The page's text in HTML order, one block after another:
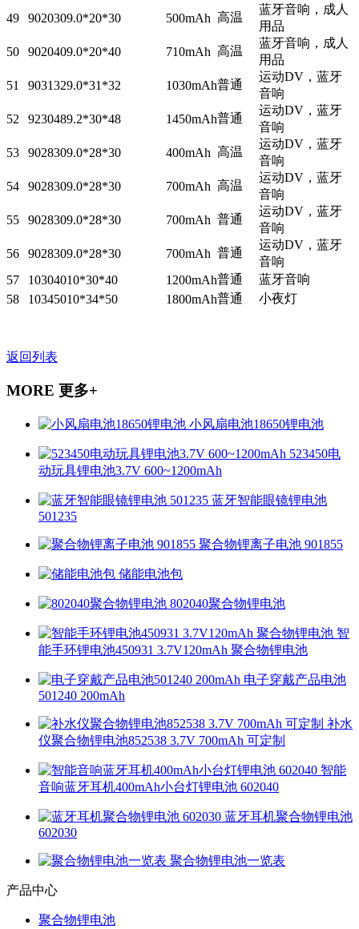
49
9020309.0*20*30 500mAh 高温
蓝牙音响，成人
用品
50
9020409.0*20*40 710mAh 高温
蓝牙音响，成人
用品
51
9031329.0*31*32 1030mAh普通
运动DV，蓝牙
音响
52
9230489.2*30*48 1450mAh普通
运动DV，蓝牙
音响
53
9028309.0*28*30 400mAh 高温
运动DV，蓝牙
音响
54
9028309.0*28*30 700mAh 高温
运动DV，蓝牙
音响
55
9028309.0*28*30 700mAh 普通
运动DV，蓝牙
音响
56
9028309.0*28*30 700mAh 普通
运动DV，蓝牙
音响
57
10304010*30*40 1200mAh普通
蓝牙音响
58
10345010*34*50 1800mAh普通 小夜灯
返回列表
MORE 更多+
小风扇电池18650锂电池
523450电
动玩具锂电池3.7V 600~1200mAh​
蓝牙智能眼镜锂电池
501235
聚合物锂离子电池 901855
储能电池包
802040聚合物锂电池
智
能手环锂电池450931 3.7V120mAh 聚合物锂电池
电子穿戴产品电池
501240 200mAh
补水
仪聚合物锂电池852538 3.7V 700mAh 可定制
智能
音响蓝牙耳机400mAh小台灯锂电池 602040
蓝牙耳机聚合物锂电池
602030
聚合物锂电池一览表
产品中心
聚合物锂电池